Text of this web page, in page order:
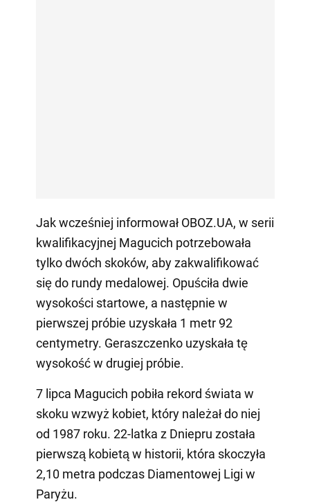
Jak wcześniej informował OBOZ.UA, w serii
kwalifikacyjnej Magucich potrzebowała
tylko dwóch skoków, aby zakwalifikować
się do rundy medalowej. Opuściła dwie
wysokości startowe, a następnie w
pierwszej próbie uzyskała 1 metr 92
centymetry. Geraszczenko uzyskała tę
wysokość w drugiej próbie.
7 lipca Magucich pobiła rekord świata w
skoku wzwyż kobiet, który należał do niej
od 1987 roku. 22-latka z Dniepru została
pierwszą kobietą w historii, która skoczyła
2,10 metra podczas Diamentowej Ligi w
Paryżu.